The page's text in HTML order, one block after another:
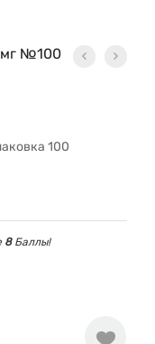
мг №100
100
8Баллы!